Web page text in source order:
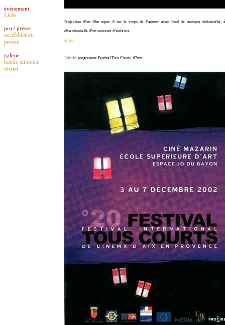
événement
Lices
pro / presse
accréditation
presse
galerie
bande annonce
visuel
Projection d’un film super 8 sur le corps de l’auteur avec fond de musique industrielle;
obsessionnelle d’un souvenir d’enfance.
email
20h30 programme Festival Tous Courts -67mn